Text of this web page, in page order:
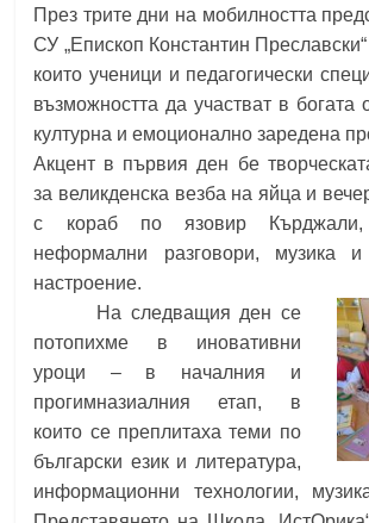
През трите дни на мобилността
СУ „Епископ Константин
които ученици и педагогически
възможността да участват в богата
културна и емоционално заредена
Акцент в първия ден бе
за великденска везба на яйца и
с кораб по язовир
неформални разговори, музика
настроение.
На следващия ден се
потопихме в иновативни
уроци – в началния и
прогимназиалния етап, в
които се преплитаха теми по
български език и литература,
информационни технологии,